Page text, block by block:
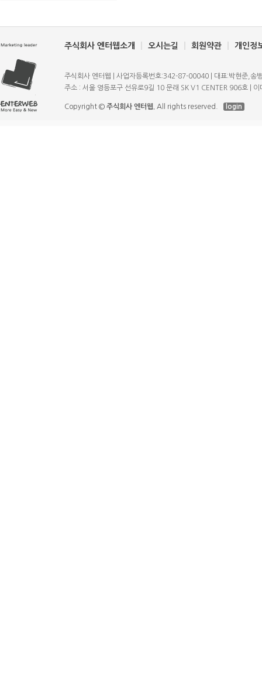
주식회사 엔터웹소개 오시는길 회원약관 개인정
주식회사 엔터웹 | 사업자등록번호:342-87-00040 | 대표:박현준,
주소 : 서울 영등포구 선유로9길 10 문래 SK V1 CENTER 906호 |
Copyright © 주식회사 엔터웹. All rights reserved. login